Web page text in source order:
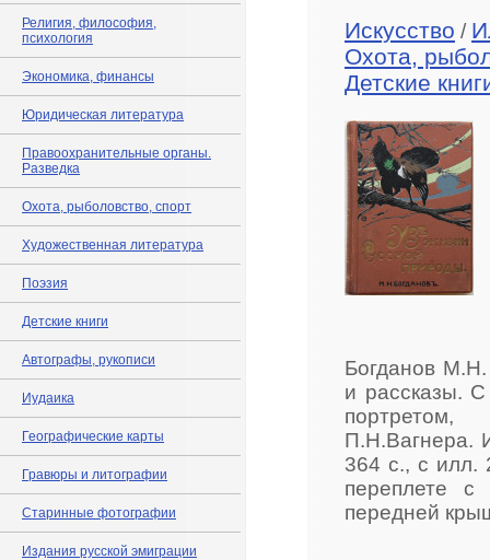
Религия, философия,
психология
Экономика, финансы
Юридическая литература
Правоохранительные органы.
Разведка
Охота, рыболовство, спорт
Художественная литература
Поэзия
Детские книги
Автографы, рукописи
Иудаика
Географические карты
Гравюры и литографии
Старинные фотографии
Издания русской эмиграции
Искусство /
Охота,
Детские
Богданов М.Н.
и рассказы.
портретом,
П.Н.Вагнера.
364 с., с илл.
переплете
передней